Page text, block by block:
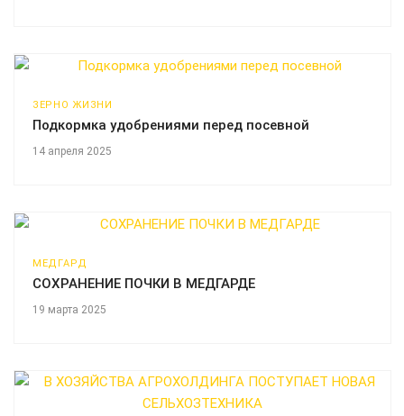
ЗЕРНО ЖИЗНИ
Подкормка удобрениями перед посевной
14 апреля 2025
МЕДГАРД
СОХРАНЕНИЕ ПОЧКИ В МЕДГАРДЕ
19 марта 2025